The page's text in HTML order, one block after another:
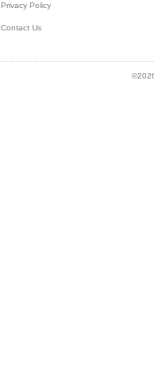
Privacy Policy
Contact Us